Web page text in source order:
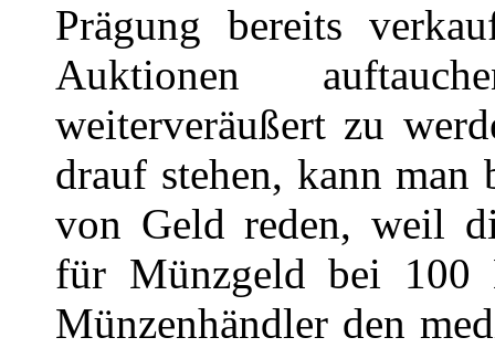
Prägung bereits
Auktionen
weiterveräußert zu
drauf stehen, kann
von Geld reden, weil
für Münzgeld bei 100
Münzenhändler den